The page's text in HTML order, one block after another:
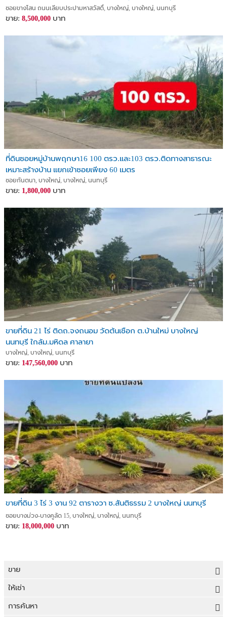
ซอยขางโสน ถนนเลียบประปามหาสวัสดิ์, บางใหญ่, บางใหญ่, นนทบุรี
ขาย: 8,500,000 บาท
ที่ดินซอยหมู่บ้านพฤกษา16 100 ตรว.และ103 ตรว.ติดทางสาธารณะ
เหมาะสร้างบ้าน แยกเข้าซอยเพียง 60 เมตร
ซอยกันตนา, บางใหญ่, บางใหญ่, นนทบุรี
ขาย: 1,800,000 บาท
ขายที่ดิน 21 ไร่ ติดถ.จงถนอม วัดต้นเชือก ต.บ้านใหม่ บางใหญ่
นนทบุรี ใกล้ม.มหิดล ศาลายา
บางใหญ่, บางใหญ่, นนทบุรี
ขาย: 147,560,000 บาท
ขายที่ดิน 3 ไร่ 3 งาน 92 ตารางวา ซ.สันติธรรม 2 บางใหญ่ นนทบุรี
ซอยบางม่วง-บางคูลัด 15, บางใหญ่, บางใหญ่, นนทบุรี
ขาย: 18,000,000 บาท
ขาย
ขายที่ดิน
ขายบ้าน
ให้เช่า
ให้เช่าที่ดิน
การค้นหา